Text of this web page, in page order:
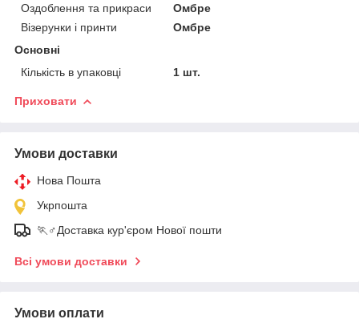
Оздоблення та прикраси
Омбре
Візерунки і принти
Омбре
Основні
Кількість в упаковці
1 шт.
Приховати
Умови доставки
Нова Пошта
Укрпошта
🏃♂️Доставка кур'єром Нової пошти
Всі умови доставки
Умови оплати